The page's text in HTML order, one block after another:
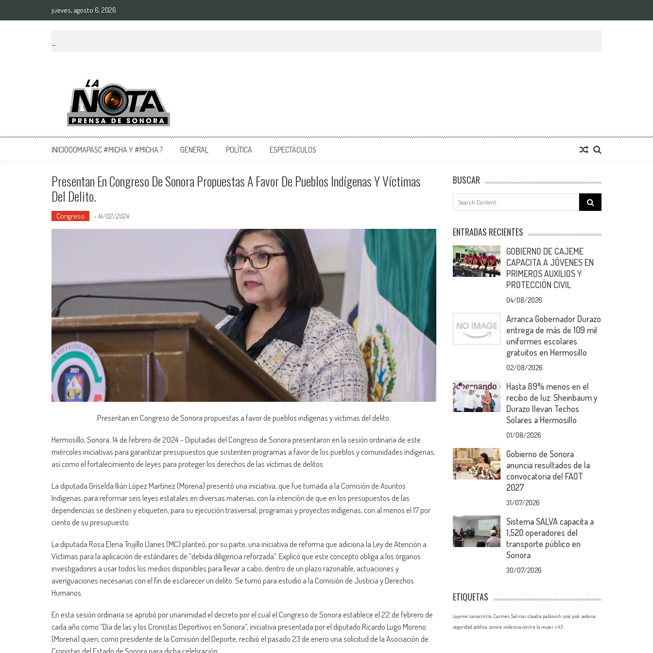
jueves, agosto 6, 2026
La Nota Prensa De Sonora
Noticias del día
INICIOOOMAPASC #MICHA Y #MICHA ? GENERAL POLÍTICA ESPECTÁCULOS
Presentan En Congreso De Sonora Propuestas A Favor De Pueblos Indígenas Y Víctimas
Del Delito.
Congreso - 14/02/2024
Presentan en Congreso de Sonora propuestas a favor de pueblos indígenas y víctimas del delito.
Hermosillo, Sonora; 14 de febrero de 2024.- Diputadas del Congreso de Sonora presentaron en la sesión ordinaria de este
miércoles iniciativas para garantizar presupuestos que sustenten programas a favor de los pueblos y comunidades indígenas,
así como el fortalecimiento de leyes para proteger los derechos de las víctimas de delitos.
La diputada Griselda Ilián López Martínez (Morena) presentó una iniciativa, que fue turnada a la Comisión de Asuntos
Indígenas, para reformar seis leyes estatales en diversas materias, con la intención de que en los presupuestos de las
dependencias se destinen y etiqueten, para su ejecución trasversal, programas y proyectos indígenas, con al menos el 17 por
ciento de su presupuesto.
La diputada Rosa Elena Trujillo Llanes (MC) planteó, por su parte, una iniciativa de reforma que adiciona la Ley de Atención a
Víctimas para la aplicación de estándares de “debida diligencia reforzada”. Explicó que este concepto obliga a los órganos
investigadores a usar todos los medios disponibles para llevar a cabo, dentro de un plazo razonable, actuaciones y
averiguaciones necesarias con el fin de esclarecer un delito. Se turnó para estudio a la Comisión de Justicia y Derechos
Humanos.
En esta sesión ordinaria se aprobó por unanimidad el decreto por el cual el Congreso de Sonora establece el 22 de febrero de
cada año como “Día de las y los Cronistas Deportivos en Sonora”, iniciativa presentada por el diputado Ricardo Lugo Moreno
(Morena) quien, como presidente de la Comisión del Deporte, recibió el pasado 23 de enero una solicitud de la Asociación de
Cronistas del Estado de Sonora para dicha celebración.
BUSCAR
Search
for:
ENTRADAS RECIENTES
GOBIERNO DE CAJEME
CAPACITA A JÓVENES EN
PRIMEROS AUXILIOS Y
PROTECCIÓN CIVIL
04/08/2026
Arranca Gobernador Durazo
entrega de más de 109 mil
uniformes escolares
gratuitos en Hermosillo
02/08/2026
Hasta 89% menos en el
recibo de luz: Sheinbaum y
Durazo llevan Techos
Solares a Hermosillo
01/08/2026
Gobierno de Sonora
anuncia resultados de la
convocatoria del FAOT
2027
31/07/2026
Sistema SALVA capacita a
1,520 operadores del
transporte público en
Sonora
30/07/2026
ETIQUETAS
cajeme canacintra Carmen Salinas claudia pablovich josé josé sedena
seguridad pública sonora violencia contra la mujer z 43